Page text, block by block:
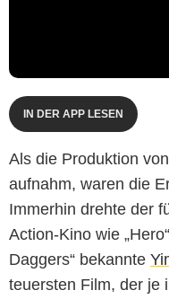
IN DER APP LESEN
Als die Produktion von
aufnahm, waren die
Immerhin drehte der
Action-Kino wie
Daggers“ bekannte
teuersten Film, der je